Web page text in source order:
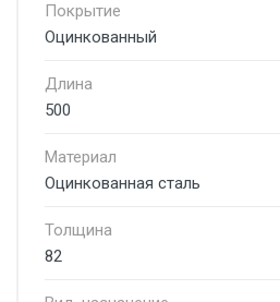
Покрытие
Оцинкованный
Длина
500
Материал
Оцинкованная сталь
Толщина
82